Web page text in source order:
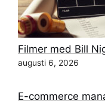
Filmer med Bill
augusti 6, 2026
E-commerce